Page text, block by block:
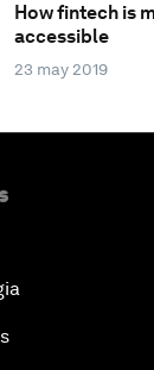
How fintech is
accessible
23 may 2019